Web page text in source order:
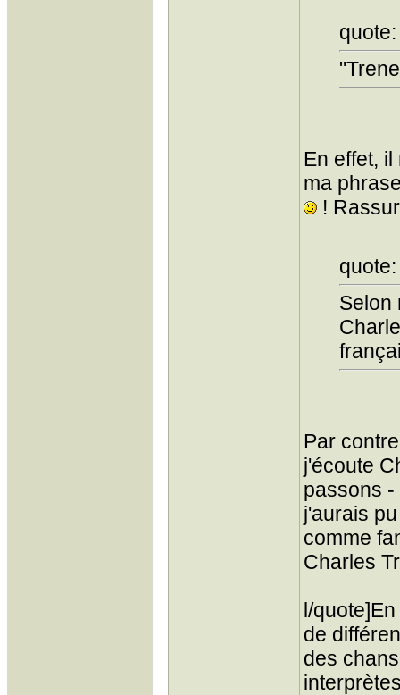
quote:
En effet,
ma
!
quote:
Selon
Par
j'écoute
passons -
j'aurais
comme
Charles
l/
de
des